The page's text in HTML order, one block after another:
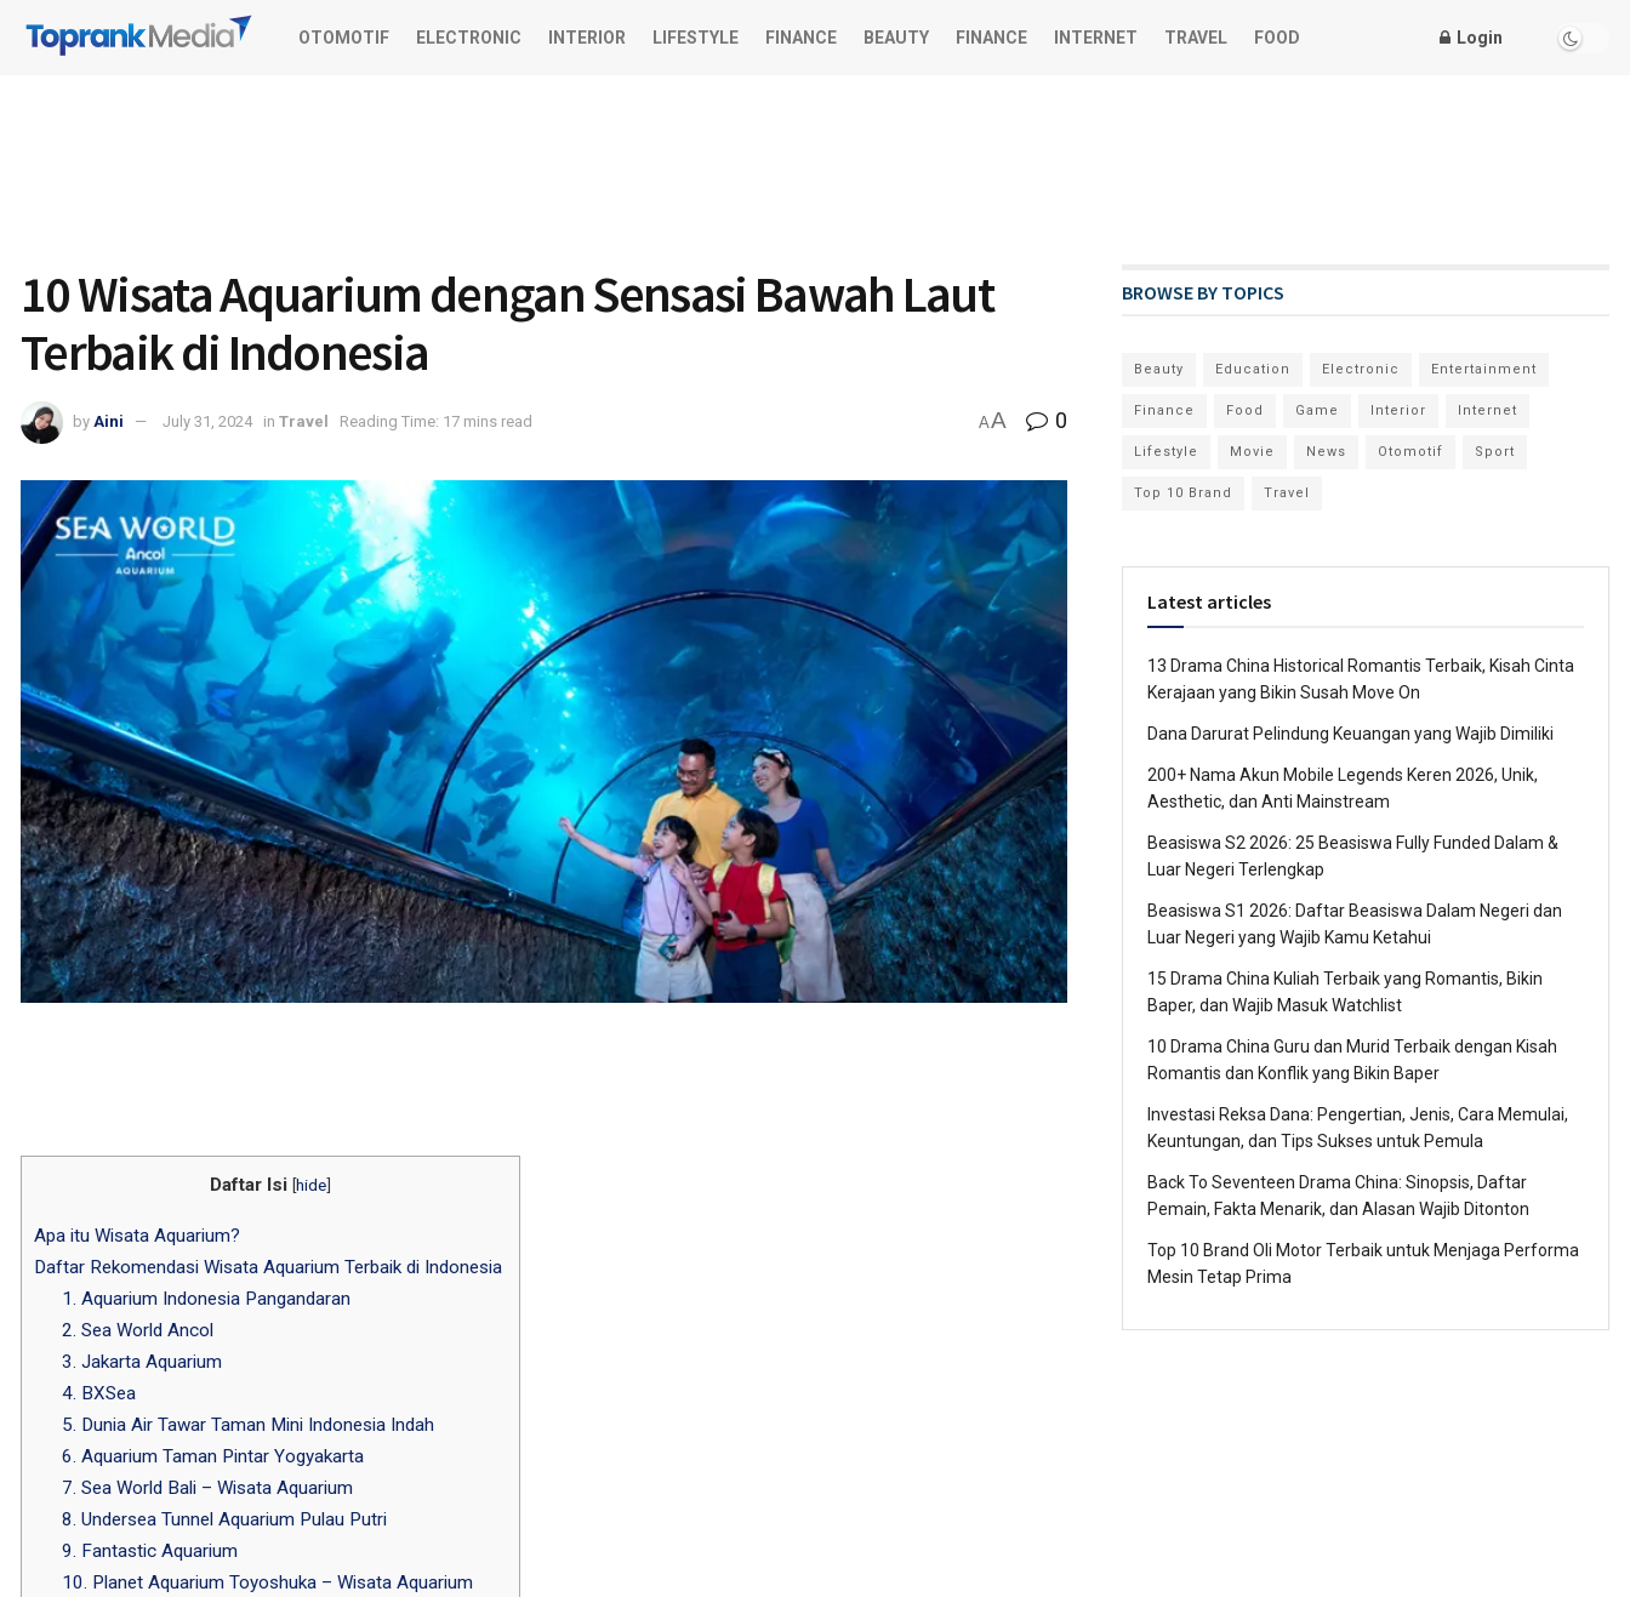
OTOMOTIF ELECTRONIC INTERIOR LIFESTYLE FINANCE BEAUTY FINANCE INTERNET TRAVEL FOOD Login
10 Wisata Aquarium dengan Sensasi Bawah Laut
Terbaik di Indonesia
by Aini July 31, 2024 in Travel Reading Time: 17 mins read AA 0
Daftar Isi [hide]
Apa itu Wisata Aquarium?
Daftar Rekomendasi Wisata Aquarium Terbaik di Indonesia
1. Aquarium Indonesia Pangandaran
2. Sea World Ancol
3. Jakarta Aquarium
4. BXSea
5. Dunia Air Tawar Taman Mini Indonesia Indah
6. Aquarium Taman Pintar Yogyakarta
7. Sea World Bali – Wisata Aquarium
8. Undersea Tunnel Aquarium Pulau Putri
9. Fantastic Aquarium
10. Planet Aquarium Toyoshuka – Wisata Aquarium
BROWSE BY TOPICS
Beauty Education Electronic Entertainment
Finance Food Game Interior Internet
Lifestyle Movie News Otomotif Sport
Top 10 Brand Travel
Latest articles
13 Drama China Historical Romantis Terbaik, Kisah Cinta
Kerajaan yang Bikin Susah Move On
Dana Darurat Pelindung Keuangan yang Wajib Dimiliki
200+ Nama Akun Mobile Legends Keren 2026, Unik,
Aesthetic, dan Anti Mainstream
Beasiswa S2 2026: 25 Beasiswa Fully Funded Dalam &
Luar Negeri Terlengkap
Beasiswa S1 2026: Daftar Beasiswa Dalam Negeri dan
Luar Negeri yang Wajib Kamu Ketahui
15 Drama China Kuliah Terbaik yang Romantis, Bikin
Baper, dan Wajib Masuk Watchlist
10 Drama China Guru dan Murid Terbaik dengan Kisah
Romantis dan Konflik yang Bikin Baper
Investasi Reksa Dana: Pengertian, Jenis, Cara Memulai,
Keuntungan, dan Tips Sukses untuk Pemula
Back To Seventeen Drama China: Sinopsis, Daftar
Pemain, Fakta Menarik, dan Alasan Wajib Ditonton
Top 10 Brand Oli Motor Terbaik untuk Menjaga Performa
Mesin Tetap Prima